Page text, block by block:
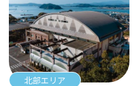
北部エリア